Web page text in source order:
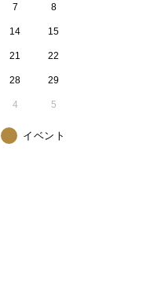
7 8
14 15
21 22
28 29
4 5
イベント